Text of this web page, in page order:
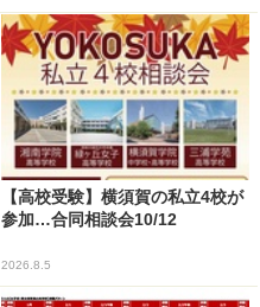
【高校受験】横須賀の私立4校が
参加…合同相談会10/12
2026.8.5